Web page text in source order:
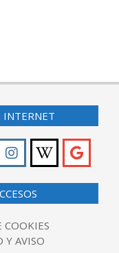
INTERNET
COOKIES
Y AVISO